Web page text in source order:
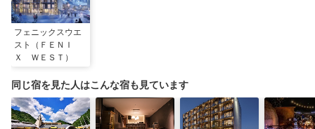
フェニックスウエ
スト（ＦＥＮＩ
Ｘ ＷＥＳＴ）
同じ宿を見た人はこんな宿も見ています